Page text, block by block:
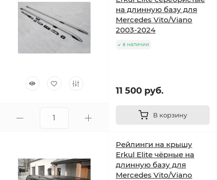
на длинную базу для
Mercedes Vito/Viano
2003-2024
в наличии
11 500 руб.
В корзину
Рейлинги на крышу
Erkul Elite чёрные на
длинную базу для
Mercedes Vito/Viano